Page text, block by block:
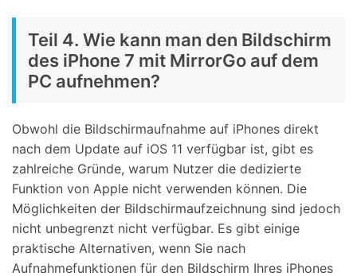
Teil 4. Wie kann man den Bildschirm
des iPhone 7 mit MirrorGo auf dem
PC aufnehmen?
Obwohl die Bildschirmaufnahme auf iPhones direkt
nach dem Update auf iOS 11 verfügbar ist, gibt es
zahlreiche Gründe, warum Nutzer die dedizierte
Funktion von Apple nicht verwenden können. Die
Möglichkeiten der Bildschirmaufzeichnung sind jedoch
nicht unbegrenzt nicht verfügbar. Es gibt einige
praktische Alternativen, wenn Sie nach
Aufnahmefunktionen für den Bildschirm Ihres iPhones